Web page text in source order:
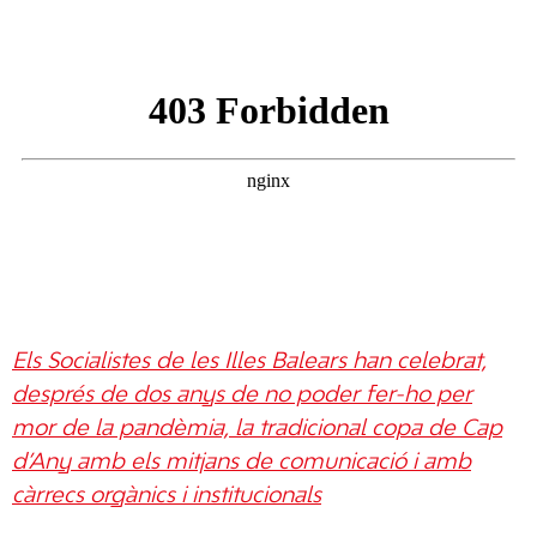
Els Socialistes de les Illes Balears han celebrat,
després de dos anys de no poder fer-ho per
mor de la pandèmia, la tradicional copa de Cap
d’Any amb els mitjans de comunicació i amb
càrrecs orgànics i institucionals